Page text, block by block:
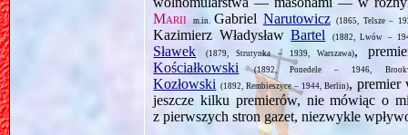
Marii
m.in.Gabriel Narutowicz (1865, Telsze –
Kazimierz WładysławBartel (1882, Lwów –
Sławek (1879, Strutynka – 1939, Warszawa),
Kościałkowski
(1892, Ponedele – 1946,
Kozłowski (1892, Rembieszyce – 1944, Berlin), premier
jeszcze kilku premierów, nie mówiąc o
z pierwszych stron gazet, niezwykle